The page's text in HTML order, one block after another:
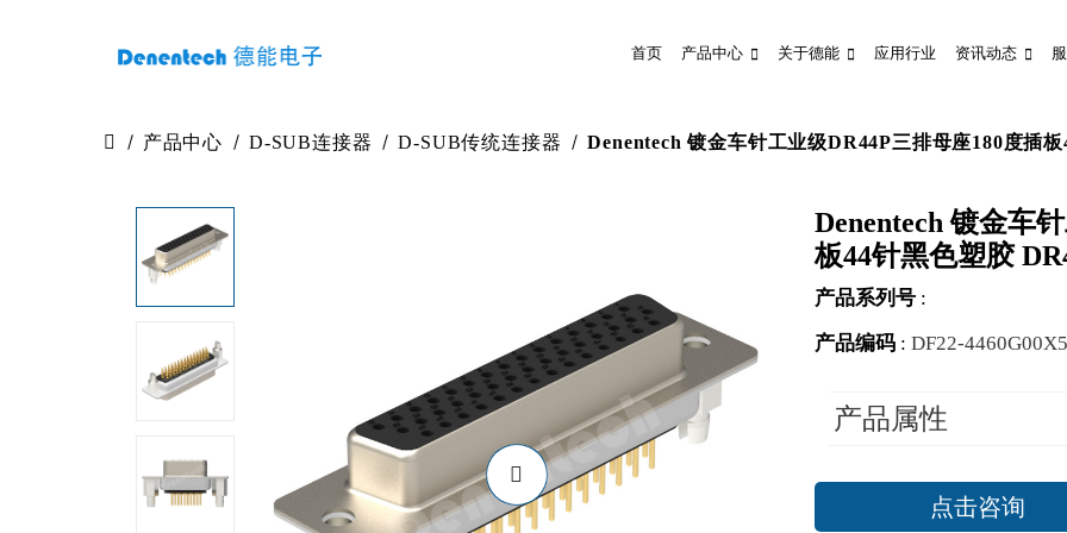
首页 产品中心 关于德能 应用行业 资讯动态
产品中心 D-SUB连接器 D-SUB传统连接器 Denentech 镀金车针工业级DR44P三排母座180度插
Denentech 镀金车
板44针黑色塑胶
产品系列号 :
产品编码 : DF22-
产品属性
点击咨询